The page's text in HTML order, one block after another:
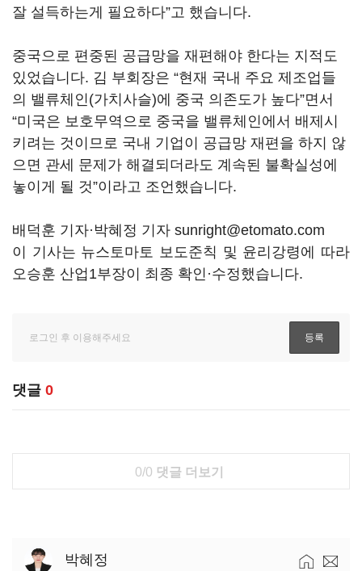
잘 설득하는게 필요하다”고 했습니다.
중국으로 편중된 공급망을 재편해야 한다는 지적도
있었습니다. 김 부회장은 “현재 국내 주요 제조업들
의 밸류체인(가치사슬)에 중국 의존도가 높다”면서
“미국은 보호무역으로 중국을 밸류체인에서 배제시
키려는 것이므로 국내 기업이 공급망 재편을 하지 않
으면 관세 문제가 해결되더라도 계속된 불확실성에
놓이게 될 것”이라고 조언했습니다.
배덕훈 기자·박혜정 기자 sunright@etomato.com
이 기사는 뉴스토마토 보도준칙 및 윤리강령에 따라
오승훈 산업1부장이 최종 확인·수정했습니다.
댓글 0
0/0 댓글 더보기
박혜정